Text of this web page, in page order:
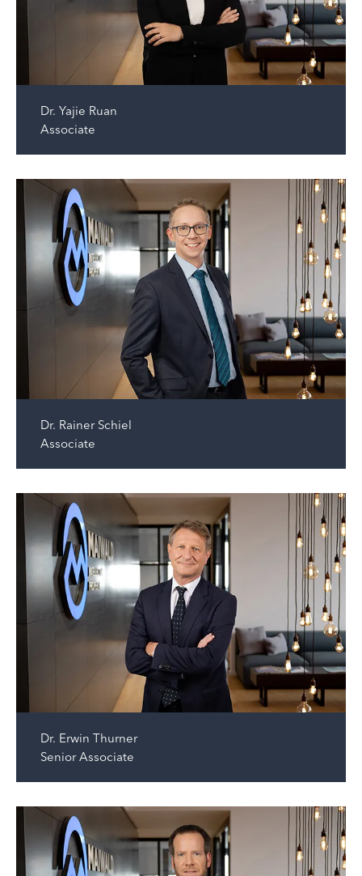
Dr. Yajie Ruan
Associate
Dr. Rainer Schiel
Associate
Dr. Erwin Thurner
Senior Associate